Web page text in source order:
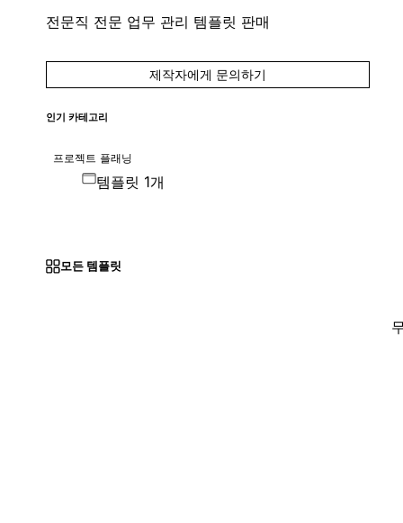
전문직 전문 업무 관리 템플릿 판매
제작자에게 문의하기
인기 카테고리
프로젝트 플래닝
템플릿 1개
모든 템플릿